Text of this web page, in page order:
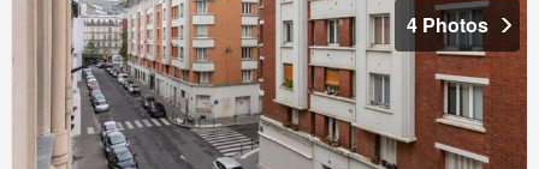
4 Photos